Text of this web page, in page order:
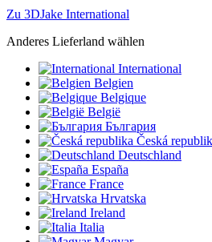
Zu 3DJake International
Anderes Lieferland wählen
International
Belgien
Belgique
België
България
Česká
Deutschland
España
France
Hrvatska
Ireland
Italia